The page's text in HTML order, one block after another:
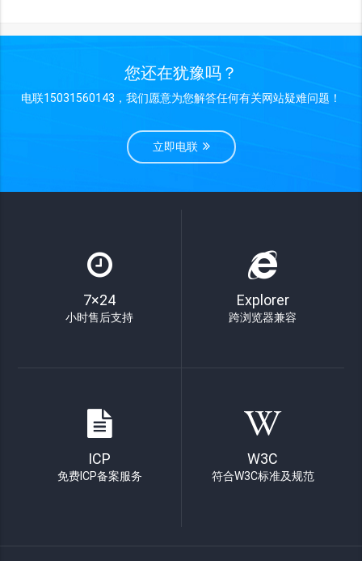
您还在犹豫吗？
电联15031560143，我们愿意为您解答任何有关网站疑难问题！
立即电联
7×24
小时售后支持
Explorer
跨浏览器兼容
ICP
免费ICP备案服务
W3C
符合W3C标准及规范